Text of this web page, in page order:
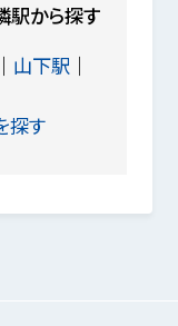
駅から探す
山下駅
探す